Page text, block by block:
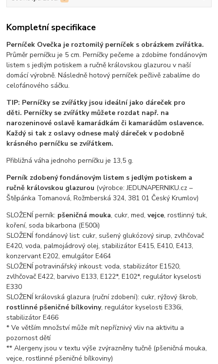
Kompletní specifikace
Perníček Ovečka je roztomilý perníček s obrázkem zvířátka.
Průměr perníčku je 5 cm. Perníčky pečeme a zdobíme fondánovým
listem s jedlým potiskem a ručně královskou glazurou v naší
domácí výrobně. Následně hotový perníček pečlivě zabalíme do
celofánového sáčku.
TIP: Perníčky se zvířátky jsou ideální jako dáreček pro
děti. Perníčky se zvířátky můžete rozdat např. na
narozeninové oslavě kamarádkám či kamarádům oslavence.
Každý si tak z oslavy odnese malý dáreček v podobně
krásného perníčku se zvířátkem.
Přibližná váha jednoho perníčku je 13,5 g.
Perník zdobený fondánovým listem s jedlým potiskem a
ručně královskou glazurou (výrobce: JEDUNAPERNIKU.cz –
Štěpánka Tomanová, Rožmberská 324, 381 01 Český Krumlov)
SLOŽENÍ perník: pšeničná mouka, cukr, med,vejce, rostlinný tuk,
koření, soda bikarbona (E500i)
SLOŽENÍ fondánový list: cukr, sušený glukózový sirup, zvlhčovač
E420, voda, palmojádrový olej, stabilizátor E415, E410, E413,
konzervant E202, emulgátor E464
SLOŽENÍ potravinářský inkoust: voda, stabilizátor E1520,
zvlhčovač E422, barvivo E133, E122*, E102*, regulátor kyselosti
E330
SLOŽENÍ královská glazura (ruční zdobení): cukr, rýžový škrob,
rostlinné pšeničné bílkoviny, regulátor kyselosti E336i,
stabilizátor E466
* Ve větším množství může mít nepříznivý vliv na aktivitu a
pozornost dětí
** Alergeny jsou v textu výše zvýrazněny tučně (pšeničná mouka,
vejce, rostlinné pšeničné bílkoviny)